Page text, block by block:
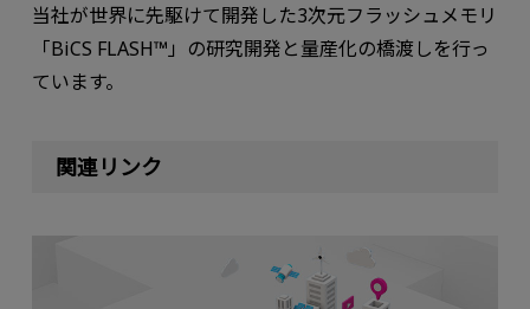
当社が世界に先駆けて開発した3次元フラッシュメモリ
「BiCS FLASH™」の研究開発と量産化の橋渡しを行っ
ています。
関連リンク